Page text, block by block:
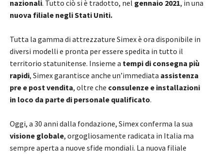
nazionali. Tutto ciò si è tradotto, nel gennaio 2021, in una
nuova filiale negli Stati Uniti.
Tutta la gamma di attrezzature Simex è ora disponibile in
diversi modelli e pronta per essere spedita in tutto il
territorio statunitense. Insieme a tempi di consegna più
rapidi, Simex garantisce anche un’immediata assistenza
pre e post vendita, oltre che consulenze e installazioni
in loco da parte di personale qualificato.
Oggi, a 30 anni dalla fondazione, Simex conferma la sua
visione globale, orgogliosamente radicata in Italia ma
sempre aperta a nuove sfide mondiali. La nuova filiale